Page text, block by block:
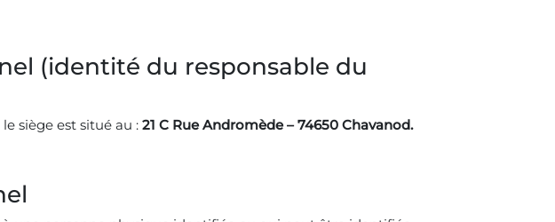
(identité du responsable du
siège est situé au :21 C Rue Andromède – 74650 Chavanod.